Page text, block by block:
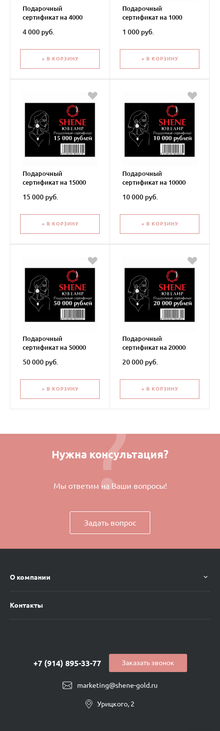
Подарочный
сертификат на 4000
4 000 руб.
+ В КОРЗИНУ
Подарочный
сертификат на 1000
1 000 руб.
+ В КОРЗИНУ
Подарочный
сертификат на 15000
15 000 руб.
+ В КОРЗИНУ
Подарочный
сертификат на 10000
10 000 руб.
+ В КОРЗИНУ
Подарочный
сертификат на 50000
50 000 руб.
+ В КОРЗИНУ
Подарочный
сертификат на 20000
20 000 руб.
+ В КОРЗИНУ
Нужна консультация?
Мы ответим на Ваши вопросы!
Задать вопрос
О компании
Контакты
marketing@shene-gold.ru
+7 (914) 895-33-77
Урицкого, 2
Заказать звонок